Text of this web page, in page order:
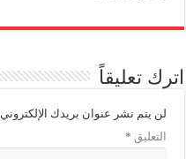
اترك تعليقاً
لن يتم نشر عنوان بريدك الإلكتروني.
التعليق *